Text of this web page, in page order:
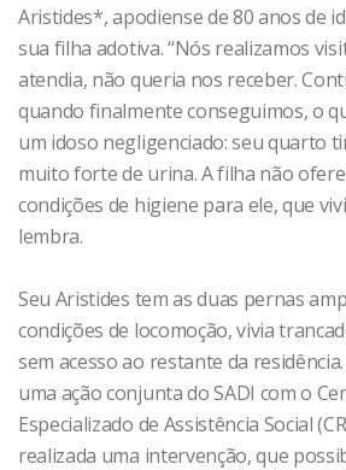
Aristides*, apodiense de 80 anos de
sua filha adotiva. “Nós realizamos
atendia, não queria nos receber.
quando finalmente conseguimos, o
um idoso negligenciado: seu quarto
muito forte de urina. A filha não
condições de higiene para ele, que
lembra.
Seu Aristides tem as duas pernas
condições de locomoção, vivia
sem acesso ao restante da
uma ação conjunta do SADI com o
Especializado de Assistência Social
realizada uma intervenção, que